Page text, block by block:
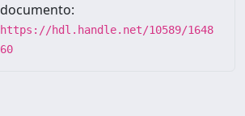
documento:
https://hdl.handle.net/10589/1648
60